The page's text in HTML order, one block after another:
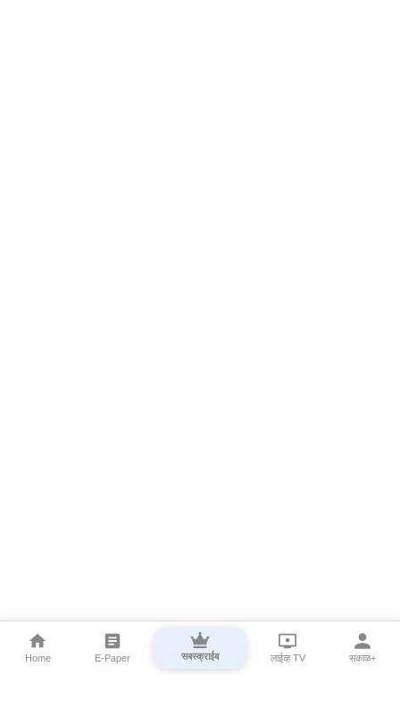
Home E-Paper सबस्क्राईब लाईव्ह TV सकाळ+